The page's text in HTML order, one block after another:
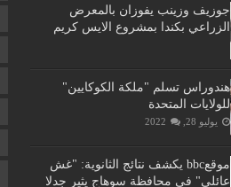
جوزيف وزينب يفوزان بالمعرض
الزراعي بكندا بمشروع الايس كريم
هندوراس تسلم "ملكة الكوكايين"
للولايات المتحدة
يوليو 28, 2022
موقعbbc يكشف نتائج الثانوية: "غش
عائلي" فى محافظة سوهاج يثير جدلا